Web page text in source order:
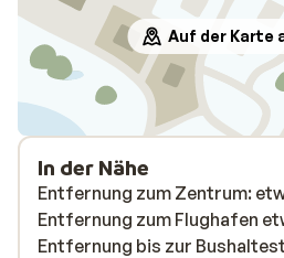
Auf der Karte
In der Nähe
Entfernung zum Zentrum:
Entfernung zum Flughafen
Entfernung bis zur